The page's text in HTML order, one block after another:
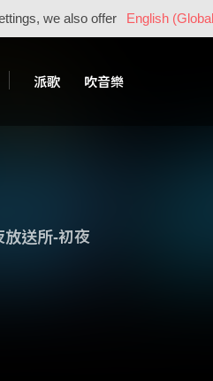
we also offer English
派歌 吹音樂
放送所-初夜